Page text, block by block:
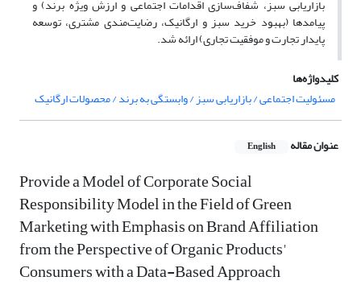
بازاریابی سبز، شفاف‌سازی اقدامات اجتماعی و ارزش ویژه برند) و
پیامدها (بهبود خرید سبز و ارگانیک، رضایت‌مندی مشتری، توسعه
پایدار تجارت و موفقیت تجاری) ارائه شد.
کلیدواژه‌ها
مسئولیت اجتماعی / بازاریابی سبز / وابستگی به برند / محصولات ارگانیک
عنوان مقاله English
Provide a Model of Corporate Social
Responsibility Model in the Field of Green
Marketing with Emphasis on Brand Affiliation
from the Perspective of Organic Products'
Consumers with a Data-Based Approach